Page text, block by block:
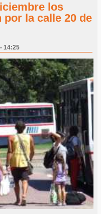
los
la calle 20 de
14:25